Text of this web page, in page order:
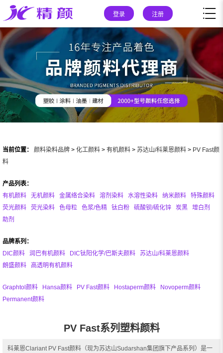
登录 注册
当前位置： 颜料染料品牌 > 化工颜料 > 有机颜料 > 苏达山/科莱恩颜料 > PV Fast颜
料
产品列表：
有机颜料
无机颜料 金属络合染料 溶剂染料 水溶性染料 纳米颜料
特殊颜料
荧光颜料
荧光染料 色母粒 色浆/色精 钛白粉 硫酸钡/硫化锌 炭黑
增白剂
助剂
品牌系列：
DIC颜料
润巴有机颜料 DIC钛阳化学/巴斯夫颜料
苏达山/科莱恩颜料
朗盛颜料
高透明有机颜料
Graphtol颜料 Hansa颜料 PV Fast颜料 Hostaperm颜料
Novoperm颜料
Permanent颜料
PV Fast系列塑料颜料
科莱恩Clariant PV Fast颜料（现为苏达山Sudarshan集团旗下产品系列）是一